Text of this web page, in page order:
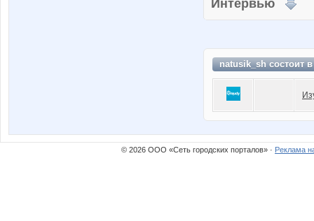
Интервью
natusik_sh состоит
© 2026 ООО «Сеть городских порталов» · Реклама